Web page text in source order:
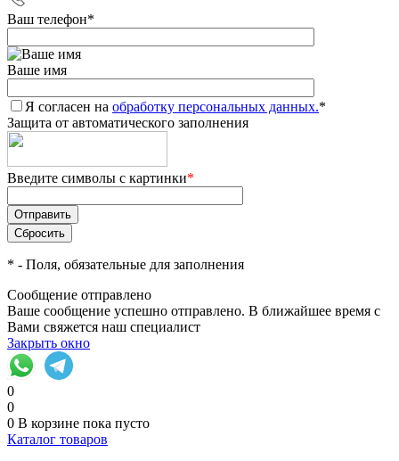
Ваш телефон*
Ваше имя
Я согласен на обработку персональных данных.*
Защита от автоматического заполнения
Введите символы с картинки*
* - Поля, обязательные для заполнения
Сообщение отправлено
Ваше сообщение успешно отправлено. В ближайшее время с
Вами свяжется наш специалист
Закрыть окно
0
0
0 В корзине пока пусто
Каталог товаров